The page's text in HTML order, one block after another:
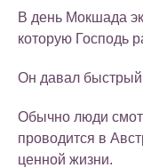
В день Мокшада
которую Господь
Он давал
Обычно люди
проводится в
ценной жизни.